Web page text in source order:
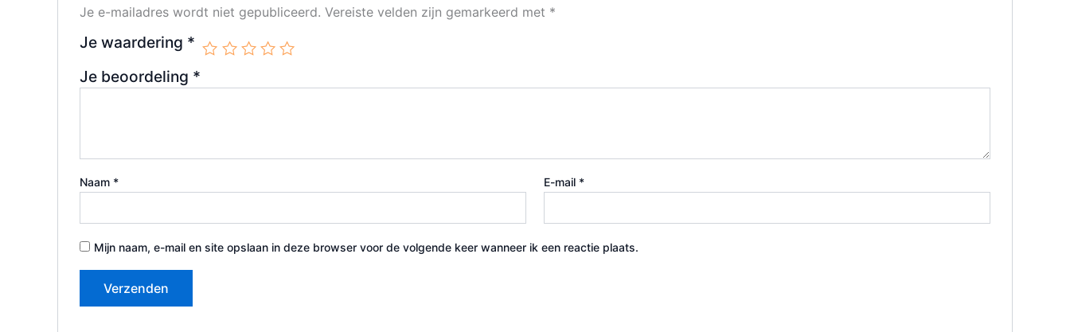
Je e-mailadres wordt niet gepubliceerd. Vereiste velden zijn gemarkeerd met *
Je waardering *
Je beoordeling *
Naam * E-mail *
Mijn naam, e-mail en site opslaan in deze browser voor de volgende keer wanneer ik een reactie plaats.